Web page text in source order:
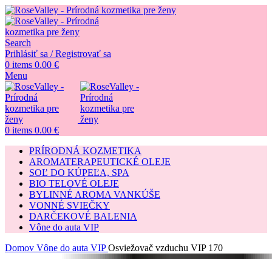
Search
Prihlásiť sa / Registrovať sa
0 items 0.00 €
Menu
0 items 0.00 €
PRÍRODNÁ KOZMETIKA
AROMATERAPEUTICKÉ OLEJE
SOĽ DO KÚPEĽA, SPA
BIO TELOVÉ OLEJE
BYLINNÉ AROMA VANKÚŠE
VONNÉ SVIEČKY
DARČEKOVÉ BALENIA
Vône do auta VIP
Domov Vône do auta VIPOsviežovač vzduchu VIP 170